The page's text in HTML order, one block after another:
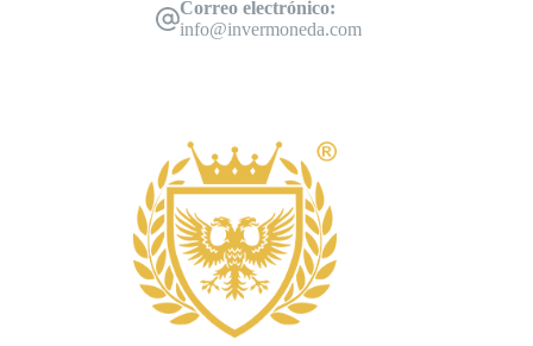
Correo electrónico:
info@invermoneda.com